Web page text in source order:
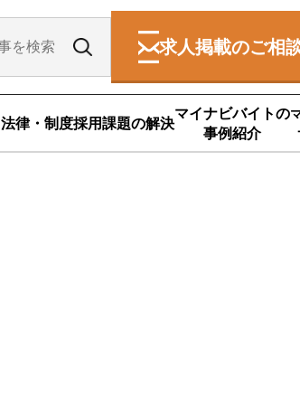
求人掲載のご相
法律・制度採用課題の解決
マイナビバイトの
事例紹介